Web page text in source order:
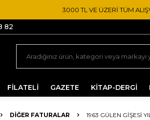
3000 TL VE ÜZERİ TÜM
82
FİLATELİ GAZETE KİTAP-DERGİ
DIĞER FATURALAR 1963 GÜLEN GIŞESI